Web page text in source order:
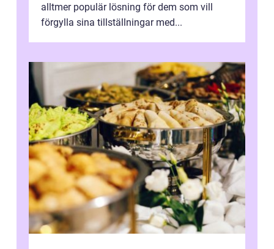
alltmer populär lösning för dem som vill
förgylla sina tillställningar med...